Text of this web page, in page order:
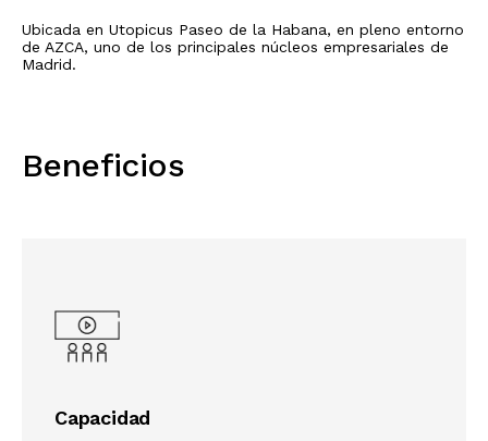
Ubicada en Utopicus Paseo de la Habana, en pleno entorno
de AZCA, uno de los principales núcleos empresariales de
Madrid.
Beneficios
Capacidad